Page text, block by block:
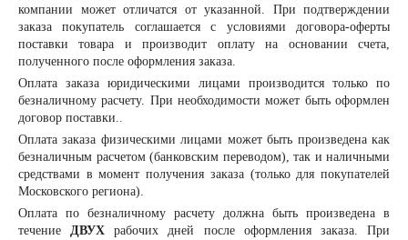
компании может отличатся от указанной. При подтверждении
заказа покупатель соглашается с условиями договора-оферты
поставки товара и производит оплату на основании счета,
полученного после оформления заказа.
Оплата заказа юридическими лицами производится только по
безналичному расчету. При необходимости может быть оформлен
договор поставки..
Оплата заказа физическими лицами может быть произведена как
безналичным расчетом (банковским переводом), так и наличными
средствами в момент получения заказа (только для покупателей
Московского региона).
Оплата по безналичному расчету должна быть произведена в
течениеДВУХ рабочих дней после оформления заказа. При